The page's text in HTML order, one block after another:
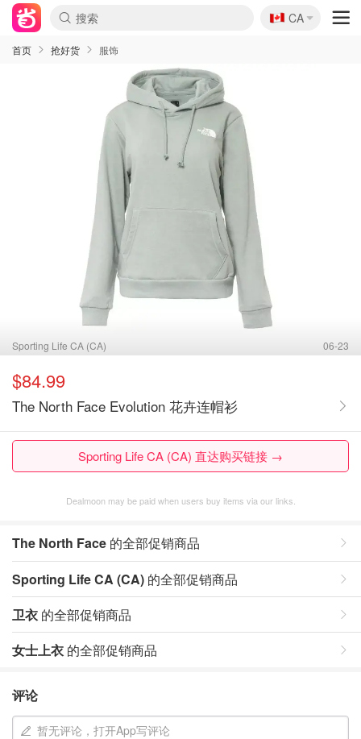
🇨🇦
CA
首页 抢好货 服饰
Sporting Life CA (CA) 06-23
$84.99
The North Face Evolution 花卉连帽衫
Sporting Life CA (CA) 直达购买链接 →
Dealmoon may be paid when users buy items via our links.
The North Face 的全部促销商品
Sporting Life CA (CA) 的全部促销商品
卫衣 的全部促销商品
女士上衣 的全部促销商品
评论
暂无评论，打开App写评论